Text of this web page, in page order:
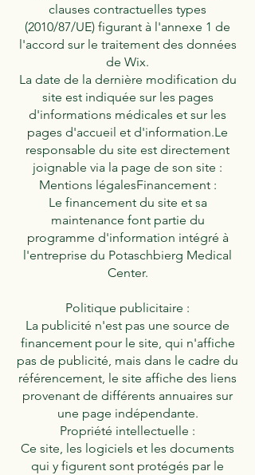
clauses contractuelles types
(2010/87/UE) figurant à l'annexe 1 de
l'accord sur le traitement des données
de Wix.
La date de la dernière modification du
site est indiquée sur les pages
d'informations médicales et sur les
pages d'accueil et d'information.Le
responsable du site est directement
joignable via la page de son site :
Mentions légalesFinancement :
Le financement du site et sa
maintenance font partie du
programme d'information intégré à
l'entreprise du Potaschbierg Medical
Center.
Politique publicitaire :
La publicité n'est pas une source de
financement pour le site, qui n'affiche
pas de publicité, mais dans le cadre du
référencement, le site affiche des liens
provenant de différents annuaires sur
une page indépendante.
Propriété intellectuelle :
Ce site, les logiciels et les documents
qui y figurent sont protégés par le